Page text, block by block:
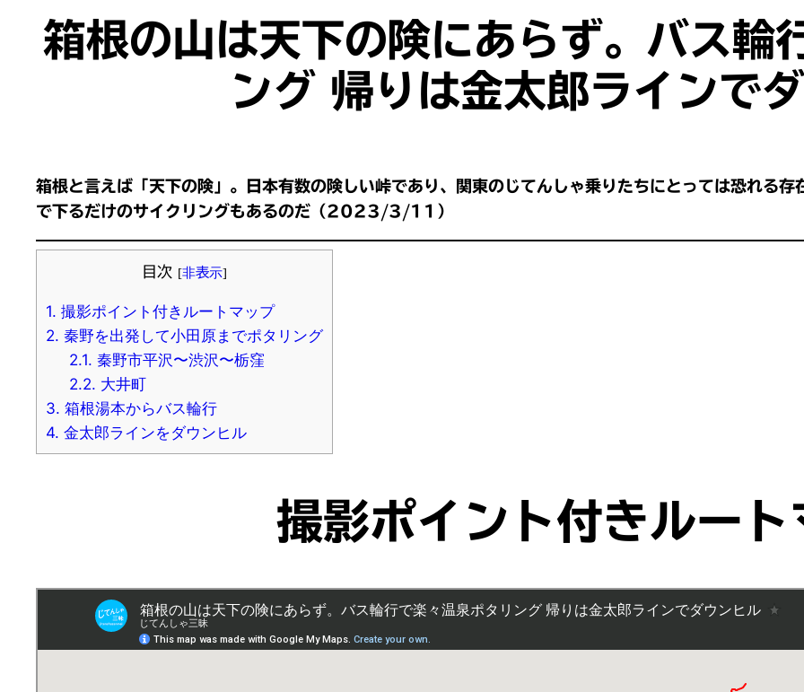
箱根の山は天下の険にあらず。バス輪
ング 帰りは金太郎ラインで
箱根と言えば「天下の険」。日本有数の険しい峠であり、関東のじてんしゃ乗りたちにとっては恐れる
で下るだけのサイクリングもあるのだ（2023/3/11）
目次 [非表示]
1. 撮影ポイント付きルートマップ
2. 秦野を出発して小田原までポタリング
2.1. 秦野市平沢〜渋沢〜栃窪
2.2. 大井町
3. 箱根湯本からバス輪行
4. 金太郎ラインをダウンヒル
撮影ポイント付きルート